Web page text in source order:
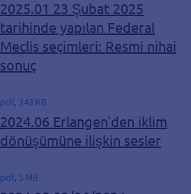
2025.01 23 Şubat 2025
tarihinde yapılan Federal
Meclis seçimleri: Resmi nihai
sonuç
pdf, 343 KB
2024.06 Erlangen'den iklim
dönüşümüne ilişkin sesler
pdf, 5 MB